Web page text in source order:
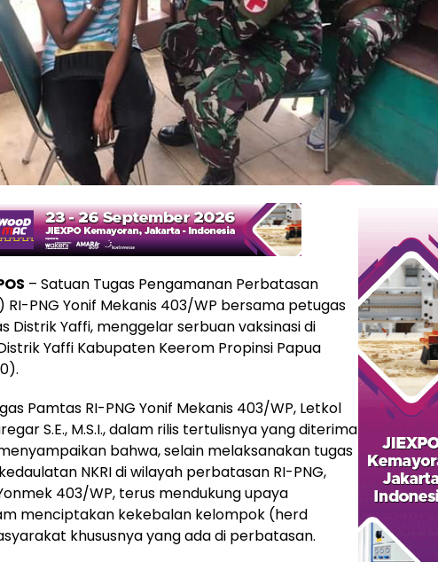
– Satuan Tugas Pengamanan Perbatasan
RI-PNG Yonif Mekanis 403/WP bersama petugas
Distrik Yaffi, menggelar serbuan vaksinasi di
Yaffi Kabupaten Keerom Propinsi Papua
Pamtas RI-PNG Yonif Mekanis 403/WP, Letkol
S.E., M.S.I., dalam rilis tertulisnya yang diterima
menyampaikan bahwa, selain melaksanakan tugas
NKRI di wilayah perbatasan RI-PNG,
403/WP, terus mendukung upaya
menciptakan kekebalan kelompok (herd
khususnya yang ada di perbatasan.